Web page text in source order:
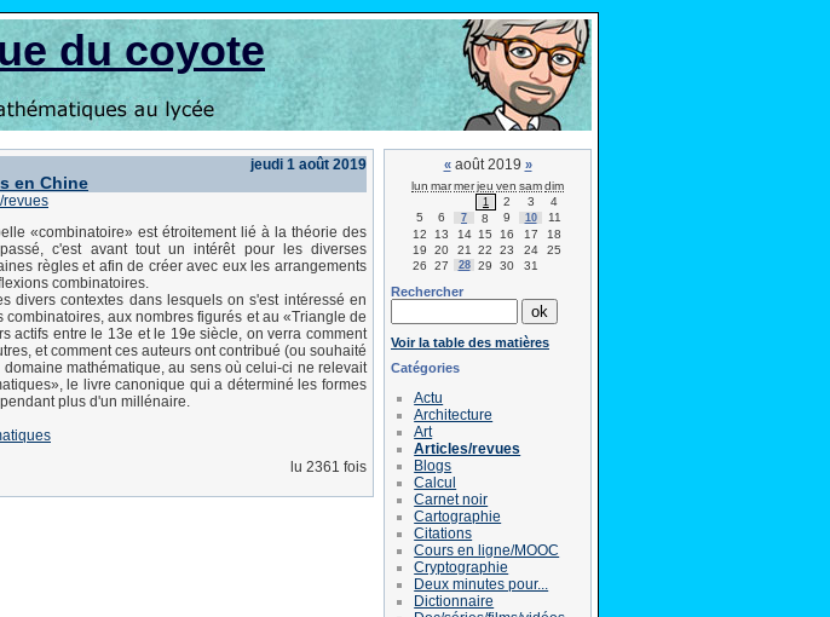
du coyote
jeudi 1 août 2019
en Chine
revues
«combinatoire» est étroitement lié à la théorie des
c'est avant tout un intérêt pour les diverses
règles et afin de créer avec eux les arrangements
combinatoires.
divers contextes dans lesquels on s'est intéressé en
aux nombres figurés et au «Triangle de
actifs entre le 13e et le 19e siècle, on verra comment
et comment ces auteurs ont contribué (ou souhaité
mathématique, au sens où celui-ci ne relevait
le livre canonique qui a déterminé les formes
plus d'un millénaire.
lu 2361 fois
«août 2019 »
lun marmerjeu ven samdim
1 2 3
4
5
6 7 8 9 10
11
12
13 14 15 16 17
18
19
20 21 22 23 24
25
26
27 28 29 30 31
Rechercher
Voir la table des matières
Catégories
Actu
Architecture
Art
Articles/revues
Blogs
Calcul
Carnet noir
Cartographie
Citations
Cours en ligne/MOOC
Cryptographie
Deux minutes pour...
Dictionnaire